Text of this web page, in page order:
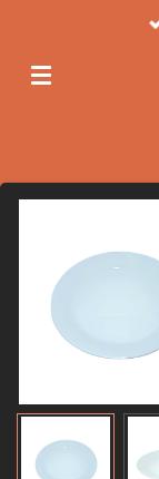
springen